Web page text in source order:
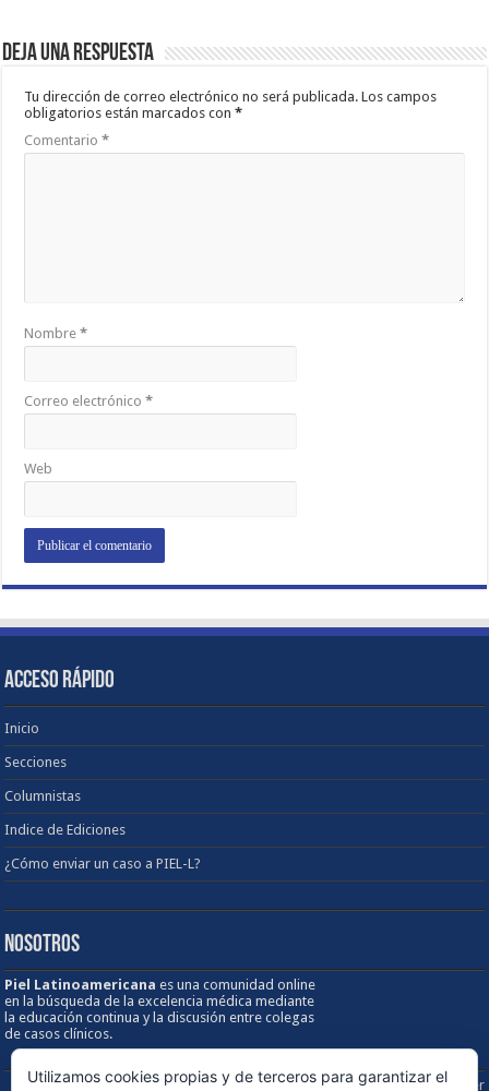
Deja una respuesta
Tu dirección de correo electrónico no será publicada. Los campos
obligatorios están marcados con*
Comentario*
Nombre*
Correo electrónico*
Web
ACCESO RÁPIDO
Inicio
Secciones
Columnistas
Indice de Ediciones
¿Cómo enviar un caso a PIEL-L?
NOSOTROS
Piel Latinoamericanaes una comunidad online
en la búsqueda de la excelencia médica mediante
la educación continua y la discusión entre colegas
de casos clínicos.
Sobre los Derechos de Autor / Disclaimer
Utilizamos cookies propias y de terceros para garantizar el